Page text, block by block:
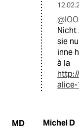
Nicht
sie
inne
à la
alice-
MD Michel D